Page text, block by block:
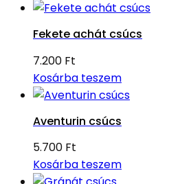
Fekete achát csúcs
7.200 Ft
Kosárba teszem
Aventurin csúcs
5.700 Ft
Kosárba teszem